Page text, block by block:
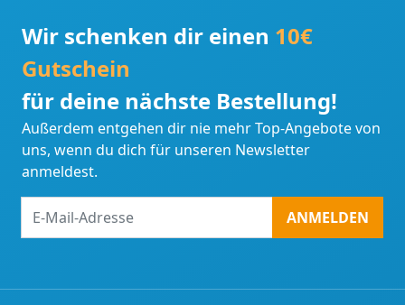
Wir schenken dir einen 10€
Gutschein
für deine nächste Bestellung!
Außerdem entgehen dir nie mehr Top-Angebote von
uns, wenn du dich für unseren Newsletter
anmeldest.
Mail-
ANMELDEN